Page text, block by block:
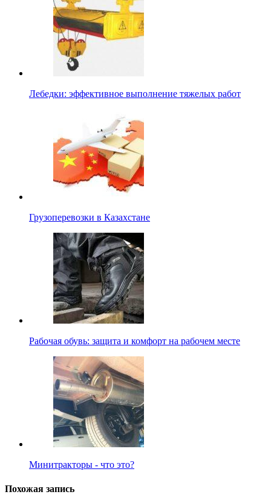
Лебедки: эффективное выполнение тяжелых работ
Грузоперевозки в Казахстане
Рабочая обувь: защита и комфорт на рабочем месте
Минитракторы - что это?
Похожая запись